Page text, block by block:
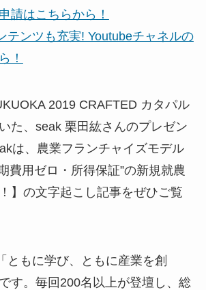
請はこちらから！
テンツも充実! Youtubeチャネルの
！
2019 CRAFTED カタパル
た、seak 栗田紘さんのプレゼン
は、農業フランチャイズモデル
費用ゼロ・所得保証”の新規就農
】の文字起こし記事をぜひご覧
ともに学び、ともに産業を創
す。毎回200名以上が登壇し、総